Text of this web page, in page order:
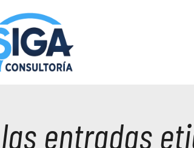
entradas